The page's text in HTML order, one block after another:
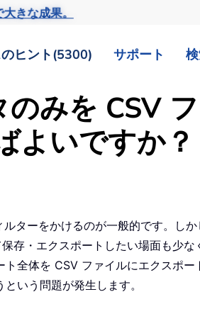
きな成果。
ヒント(5300) サポート
みを CSV
よいですか？
ターをかけるのが一般的です。し
存・エクスポートしたい場面も少
全体を CSV ファイルにエクスポ
いう問題が発生します。